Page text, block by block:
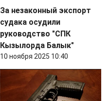
За незаконный экспорт
судака осудили
руководство "СПК
Кызылорда Балык"
10 ноября 2025 10:40